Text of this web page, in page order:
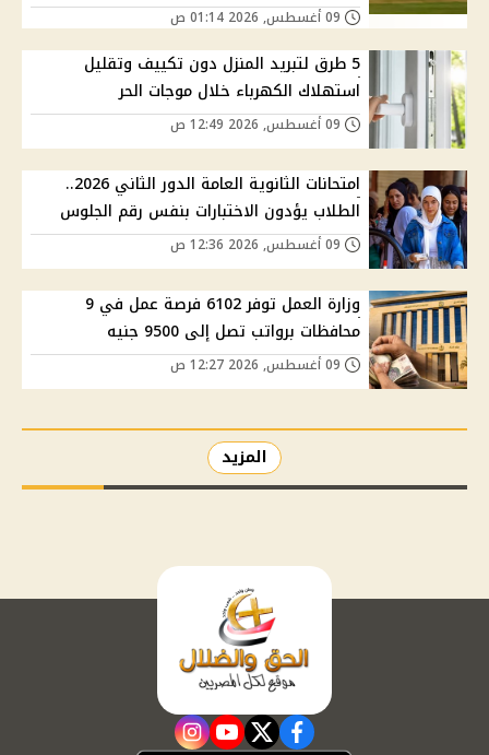
5 طرق لتبريد المنزل دون تكييف وتقليل
استهلاك الكهرباء خلال موجات الحر
امتحانات الثانوية العامة الدور الثاني 2026..
الطلاب يؤدون الاختبارات بنفس رقم الجلوس
وزارة العمل توفر 6102 فرصة عمل في 9
محافظات برواتب تصل إلى 9500 جنيه
المزيد
facebook
twitter
youtube
instagram